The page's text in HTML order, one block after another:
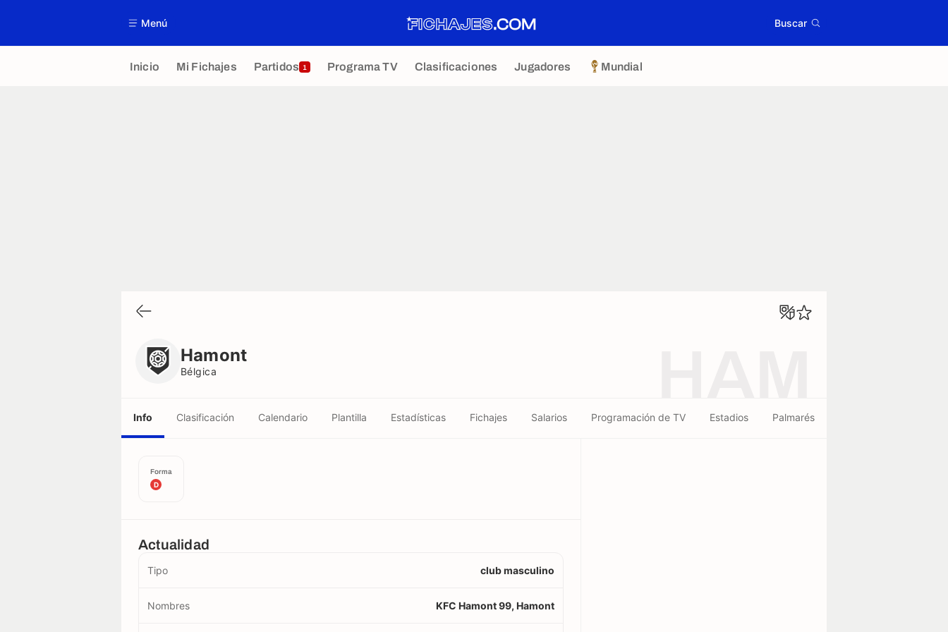
Menú Buscar
Inicio Mi Fichajes Partidos 1 Programa TV Clasificaciones Jugadores Mundial
Hamont
Bélgica
Info Clasificación Calendario Plantilla Estadísticas Fichajes Salarios Programación de TV Estadios Palmarés
Forma
D
Actualidad
Tipo club masculino
Nombres KFC Hamont 99, Hamont